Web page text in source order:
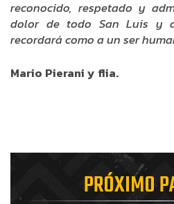
reconocido, respetado y
dolor de todo San Luis y
recordará como a un ser
Mario Pierani y flia.
PRÓXIMO